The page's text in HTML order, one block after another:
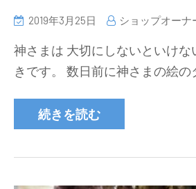
2019年3月25日 ショップオーナ
神さまは 大切にしないといけな
きです。 数日前に神さまの絵
続きを読む